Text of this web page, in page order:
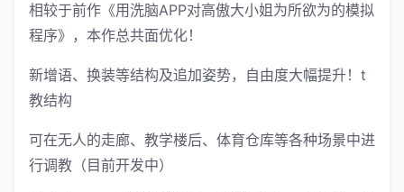
相较于前作《用洗脑APP对高傲大小姐为所欲为的模拟
程序》，本作总共面优化！
新增语、换装等结构及追加姿势，自由度大幅提升！t
教结构
可在无人的走廊、教学楼后、体育仓库等各种场景中进
行调教（目前开发中）